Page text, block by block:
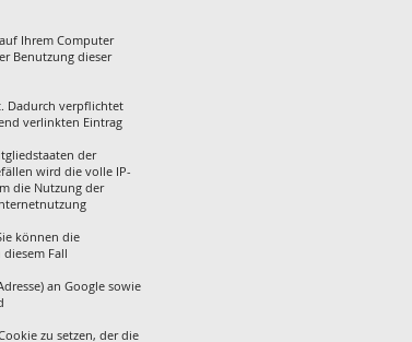
Ihrem Computer
Benutzung dieser
Dadurch verpflichtet
verlinkten Eintrag
der
wird die volle IP-
die Nutzung der
können die
Fall
an Google sowie
zu setzen, der die